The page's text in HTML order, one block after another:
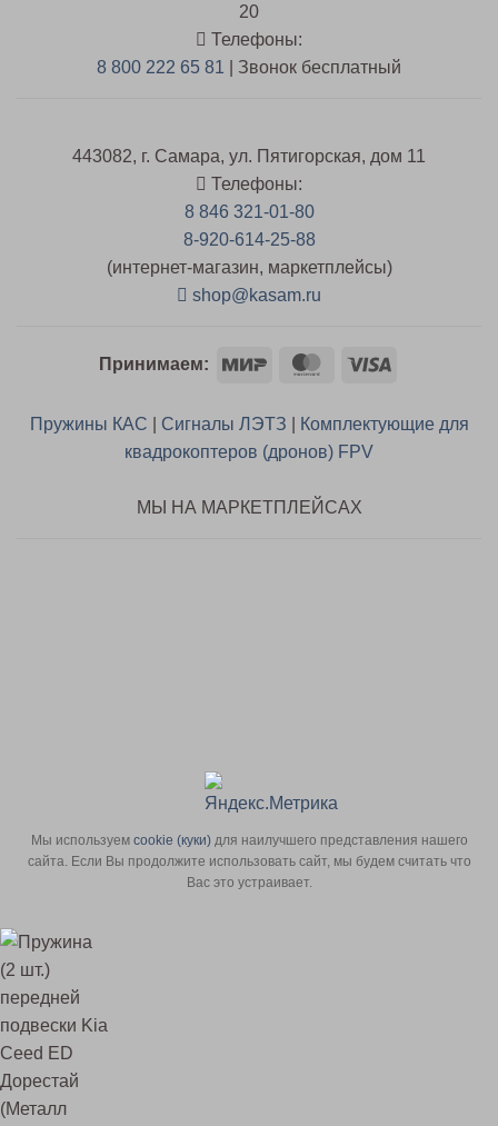
20
Телефоны:
8 800 222 65 81 | Звонок бесплатный
443082, г. Самара, ул. Пятигорская, дом 11
Телефоны:
8 846 321-01-80
8-920-614-25-88
(интернет-магазин, маркетплейсы)
shop@kasam.ru
Принимаем: Mir MasterCard
Visa
Пружины КАС Сигналы ЛЭТЗ
Комплектующие для
квадрокоптеров (дронов) FPV
МЫ НА МАРКЕТПЛЕЙСАХ
Мы используем сookie (куки)для наилучшего представления нашего
сайта. Если Вы продолжите использовать сайт, мы будем считать что
Вас это устраивает.